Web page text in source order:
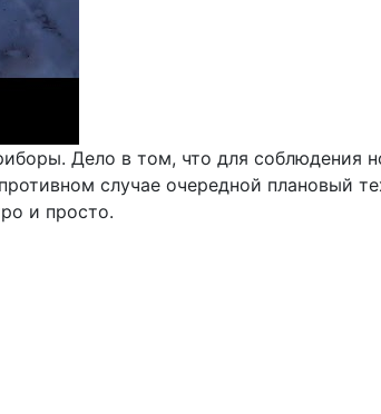
Дело в том, что для соблюдения
случае очередной плановый
и просто.